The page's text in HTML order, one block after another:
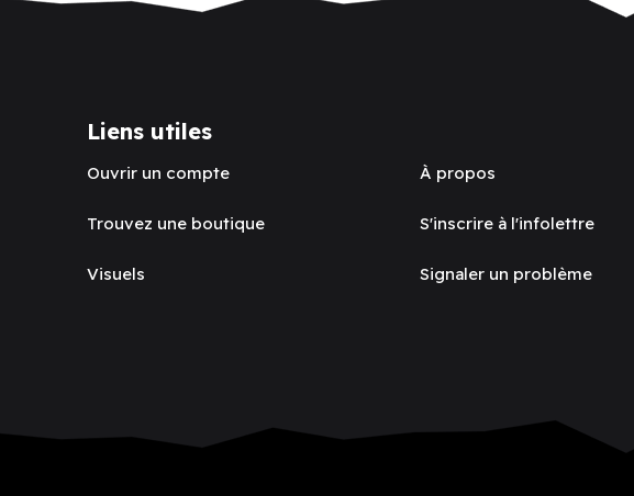
Liens utiles
Ouvrir un compte
Trouvez une boutique
Visuels
À propos
S'inscrire à l'infolettre
Signaler un problème